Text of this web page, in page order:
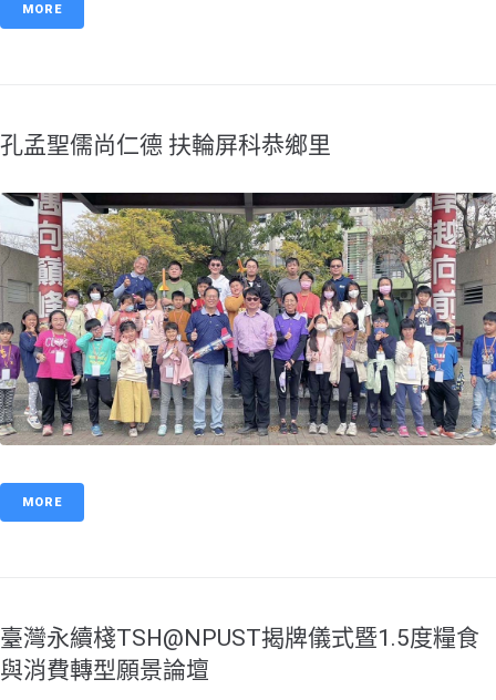
MORE
孔孟聖儒尚仁德 扶輪屏科恭鄉里
MORE
臺灣永續棧TSH@NPUST揭牌儀式暨1.5度糧食
與消費轉型願景論壇